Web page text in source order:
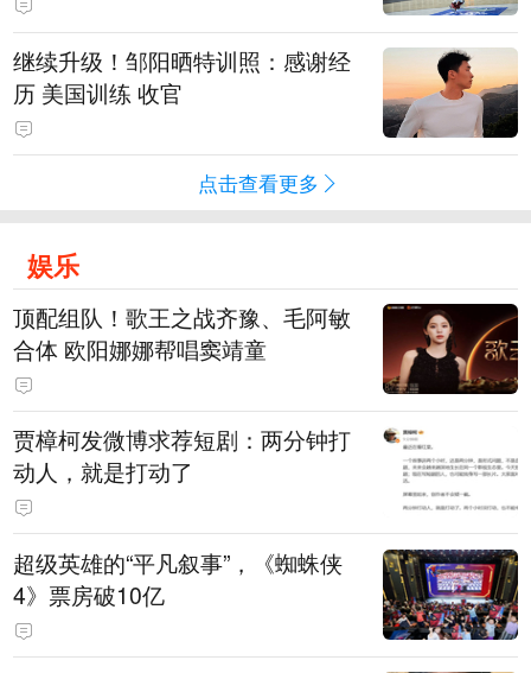
继续升级！邹阳晒特训照：感谢经
历 美国训练 收官
点击查看更多
娱乐
顶配组队！歌王之战齐豫、毛阿敏
合体 欧阳娜娜帮唱窦靖童
贾樟柯发微博求荐短剧：两分钟打
动人，就是打动了
超级英雄的“平凡叙事”，《蜘蛛侠
4》票房破10亿